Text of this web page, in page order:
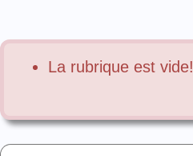
La rubrique est vide!